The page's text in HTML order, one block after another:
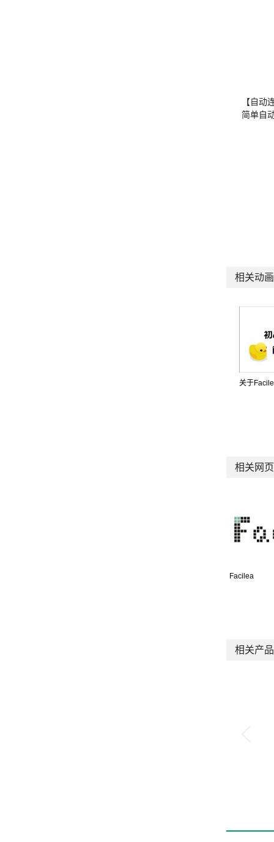
【自动
简单自
相关动画
关于
相关网页
Facilea
相关产品